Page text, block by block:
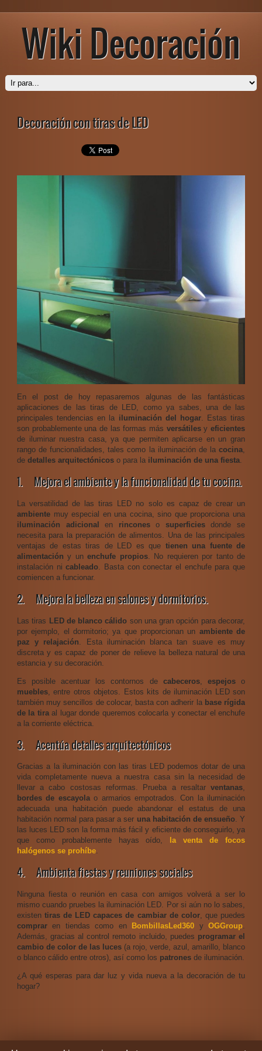
Wiki Decoración
Decoración con tiras de LED
En el post de hoy repasaremos algunas de las fantásticas
aplicaciones de las tiras de LED, como ya sabes, una de las
principales tendencias en la iluminación del hogar. Estas tiras
son probablemente una de las formas más versátilesyeficientes
de iluminar nuestra casa, ya que permiten aplicarse en un gran
rango de funcionalidades, tales como la iluminación de lacocina
de detalles arquitectónicoso para la iluminación de una fiesta.
1. Mejora el ambiente y la funcionalidad de tu cocina.
La versatilidad de las tiras LED no solo es capaz de crear un
ambientemuy especial en una cocina, sino que proporciona una
iluminación adicional en rinconeso superficiesdonde se
necesita para la preparación de alimentos. Una de las principales
ventajas de estas tiras de LED es que tienen una fuente de
alimentación y unenchufe propios. No requieren por tanto de
instalación nicableado . Basta con conectar el enchufe para que
comiencen a funcionar.
2. Mejora la belleza en salones y dormitorios.
Las tiras LED de blanco cálido son una gran opción para decorar,
por ejemplo, el dormitorio; ya que proporcionan un ambiente de
paz y relajación . Esta iluminación blanca tan suave es muy
discreta y es capaz de poner de relieve la belleza natural de una
estancia y su decoración.
Es posible acentuar los contornos de cabeceros, espejoso
muebles, entre otros objetos. Estos kits de iluminación LED son
también muy sencillos de colocar, basta con adherir la base rígida
de la tiraal lugar donde queremos colocarla y conectar el enchufe
a la corriente eléctrica.
3. Acentúa detalles arquitectónicos
Gracias a la iluminación con las tiras LED podemos dotar de una
vida completamente nueva a nuestra casa sin la necesidad de
llevar a cabo costosas reformas. Prueba a resaltarventanas,
bordes de escayolao armarios empotrados. Con la iluminación
adecuada una habitación puede abandonar el estatus de una
habitación normal para pasar a ser una habitación de ensueño. Y
las luces LED son la forma más fácil y eficiente de conseguirlo, ya
que como probablemente hayas oído,
la venta de focos
halógenos se prohíbe.
4. Ambienta fiestas y reuniones sociales
Ninguna fiesta o reunión en casa con amigos volverá a ser lo
mismo cuando pruebes la iluminación LED. Por si aún no lo sabes,
existentiras de LED capaces de cambiar de color, que puedes
compraren tiendas como en BombillasLed360 yOGGroup.
Además, gracias al control remoto incluido, puedes programar el
cambio de color de las luces (a rojo, verde, azul, amarillo, blanco
o blanco cálido entre otros), así como los patronesde iluminación.
¿A qué esperas para dar luz y vida nueva a la decoración de tu
hogar?